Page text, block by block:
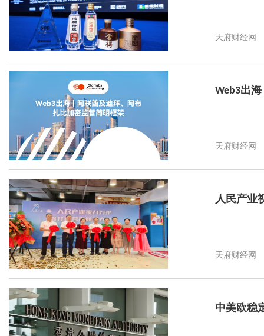
天府财经网
Web3出
天府财经网
人民产业
天府财经网
中美欧稳